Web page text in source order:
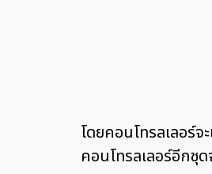
โดยคอนโทรลเลอร์
คอนโทรลเลอร์อีกชุ